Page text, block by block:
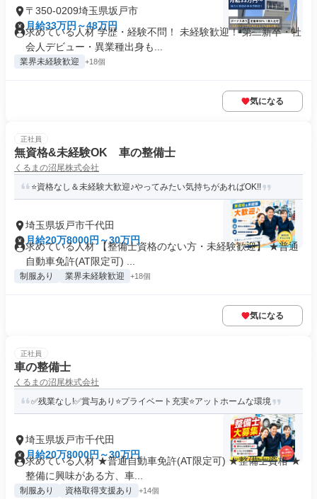
〒350-0209埼玉県坂戸市
月給33万円～48万円
求めている人材 学歴・経験不問！ 未経験歓迎！ 第二新卒・社
会人デビュー・異業種出身も...
業界未経験歓迎 +18個
気になる
正社員
無資格&未経験OK 車の整備士
くるまの沼尾株式会社
⭐資格なし＆未経験大歓迎♪やってみたい気持ちがあればOK!!
埼玉県坂戸市千代田
月給20万8000円～30万円
求めている人材 【整備士資格のない方・未経験歓迎】 ★普通
自動車免許(AT限定可) ...
制服あり 業界未経験歓迎 +18個
気になる
正社員
車の整備士
くるまの沼尾株式会社
✅残業なし!✅賞与あり⭐プライベート充実⭐アットホームな環境
埼玉県坂戸市千代田
月給20万8000円～30万円
求めている人材 ★普通自動車免許(AT限定可) ★整備士資格 ★
整備に興味がある方、車...
制服あり 資格取得支援あり +14個